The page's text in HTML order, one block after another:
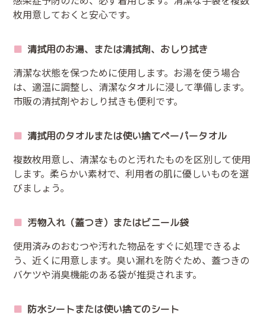
枚用意しておくと安心です。
清拭用のお湯、または清拭剤、おしり拭き
清潔な状態を保つために使用します。お湯を使う場合
は、適温に調整し、清潔なタオルに浸して準備します。
市販の清拭剤やおしり拭きも便利です。
清拭用のタオルまたは使い捨てペーパータオル
複数枚用意し、清潔なものと汚れたものを区別して使用
します。柔らかい素材で、利用者の肌に優しいものを選
びましょう。
汚物入れ（蓋つき）またはビニール袋
使用済みのおむつや汚れた物品をすぐに処理できるよ
う、近くに用意します。臭い漏れを防ぐため、蓋つきの
バケツや消臭機能のある袋が推奨されます。
防水シートまたは使い捨てのシート